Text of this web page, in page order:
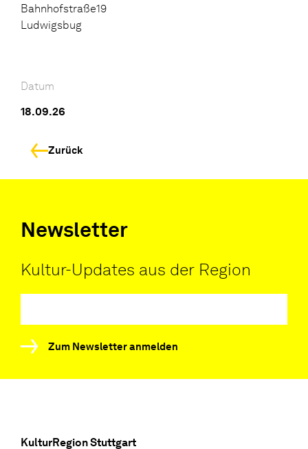
Bahnhofstraße19
Ludwigsbug
Datum
18.09.26
Zurück
Newsletter
Kultur-Updates aus der Region
Zum Newsletter anmelden
KulturRegion Stuttgart